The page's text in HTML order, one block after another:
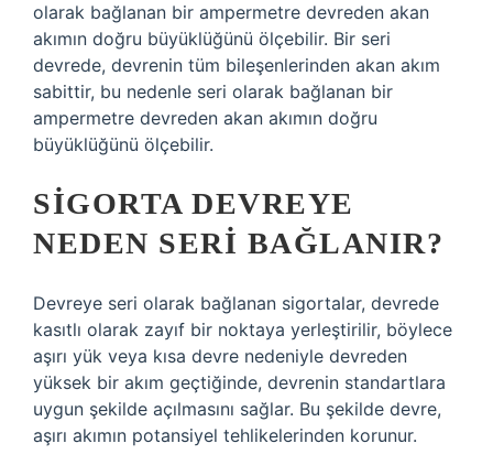
olarak bağlanan bir ampermetre devreden akan
akımın doğru büyüklüğünü ölçebilir. Bir seri
devrede, devrenin tüm bileşenlerinden akan akım
sabittir, bu nedenle seri olarak bağlanan bir
ampermetre devreden akan akımın doğru
büyüklüğünü ölçebilir.
SIGORTA DEVREYE
NEDEN SERI BAĞLANIR?
Devreye seri olarak bağlanan sigortalar, devrede
kasıtlı olarak zayıf bir noktaya yerleştirilir, böylece
aşırı yük veya kısa devre nedeniyle devreden
yüksek bir akım geçtiğinde, devrenin standartlara
uygun şekilde açılmasını sağlar. Bu şekilde devre,
aşırı akımın potansiyel tehlikelerinden korunur.